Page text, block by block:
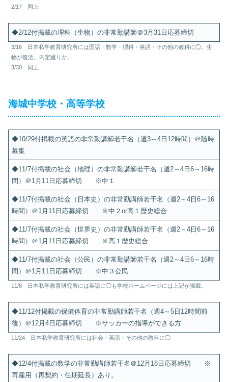
2/17 同上
◆2/12付掲載の理科（生物）の非常勤講師＠3月31日応募締切
3/16 日本私学教育研究所には国語・数学・理科・英語・その他の教科に◯。生
物が復活。内定蹴りか。
3/30 同上
海城中学校・高等学校
◆10/29付掲載の英語の非常勤講師若干名（週3～4日12時間）＠随時
募集
◆11/7付掲載の社会（地理）の非常勤講師若干名（週2～4日6～16時
間）＠1月11日応募締切 ※中１
◆11/7付掲載の社会（日本史）の非常勤講師若干名（週2～4日6～16
時間）＠1月11日応募締切 ※中２or高１歴史総合
◆11/7付掲載の社会（世界史）の非常勤講師若干名（週2～4日6～16
時間）＠1月11日応募締切 ※高１歴史総合
◆11/7付掲載の社会（公民）の非常勤講師若干名（週2～4日6～16時
間）＠1月11日応募締切 ※中３公民
11/8 日本私学教育研究所には英語に◯も学校ホームページには上記が掲載。
◆11/12付掲載の保健体育の非常勤講師若干名（週4～5日12時間前
後）＠12月4日応募締切 ※サッカーの指導ができる方
11/24 日本私学教育研究所には社会・英語・その他の教科に◯
◆12/4付掲載の数学の非常勤講師若干名＠12月18日応募締切 ※
再雇用（再契約・任期延長）あり。